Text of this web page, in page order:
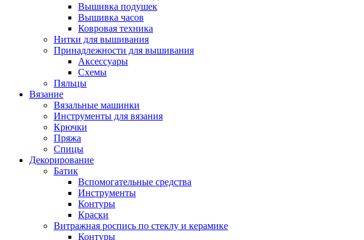
Вышивка подушек
Вышивка часов
Ковровая техника
Нитки для вышивания
Принадлежности для вышивания
Аксессуары
Схемы
Пяльцы
Вязание
Вязальные машинки
Инструменты для вязания
Крючки
Пряжа
Спицы
Декорирование
Батик
Вспомогательные средства
Инструменты
Контуры
Краски
Витражная роспись по стеклу и керамике
Контуры